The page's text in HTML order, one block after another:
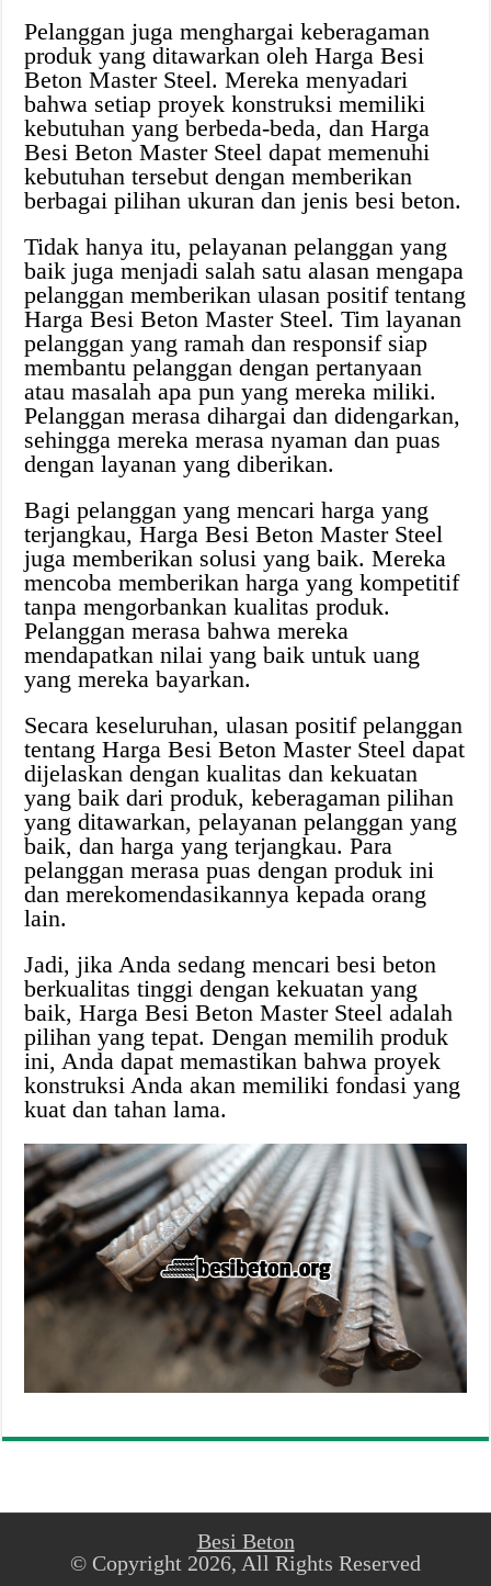
Pelanggan juga menghargai keberagaman
produk yang ditawarkan oleh Harga Besi
Beton Master Steel. Mereka menyadari
bahwa setiap proyek konstruksi memiliki
kebutuhan yang berbeda-beda, dan Harga
Besi Beton Master Steel dapat memenuhi
kebutuhan tersebut dengan memberikan
berbagai pilihan ukuran dan jenis besi beton.
Tidak hanya itu, pelayanan pelanggan yang
baik juga menjadi salah satu alasan mengapa
pelanggan memberikan ulasan positif tentang
Harga Besi Beton Master Steel. Tim layanan
pelanggan yang ramah dan responsif siap
membantu pelanggan dengan pertanyaan
atau masalah apa pun yang mereka miliki.
Pelanggan merasa dihargai dan didengarkan,
sehingga mereka merasa nyaman dan puas
dengan layanan yang diberikan.
Bagi pelanggan yang mencari harga yang
terjangkau, Harga Besi Beton Master Steel
juga memberikan solusi yang baik. Mereka
mencoba memberikan harga yang kompetitif
tanpa mengorbankan kualitas produk.
Pelanggan merasa bahwa mereka
mendapatkan nilai yang baik untuk uang
yang mereka bayarkan.
Secara keseluruhan, ulasan positif pelanggan
tentang Harga Besi Beton Master Steel dapat
dijelaskan dengan kualitas dan kekuatan
yang baik dari produk, keberagaman pilihan
yang ditawarkan, pelayanan pelanggan yang
baik, dan harga yang terjangkau. Para
pelanggan merasa puas dengan produk ini
dan merekomendasikannya kepada orang
lain.
Jadi, jika Anda sedang mencari besi beton
berkualitas tinggi dengan kekuatan yang
baik, Harga Besi Beton Master Steel adalah
pilihan yang tepat. Dengan memilih produk
ini, Anda dapat memastikan bahwa proyek
konstruksi Anda akan memiliki fondasi yang
kuat dan tahan lama.
Besi Beton
© Copyright 2026, All Rights Reserved